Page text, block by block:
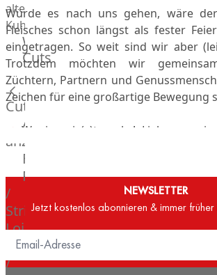
alte
Kuh
Wagyu
Beef
Morgan
Ranch
Wagyu
Japanisches
Wagyu
Beef
Japanisches
Kobe
Wagyu
Australian
F1
Wagyu
Cuts
Cuts
Alle
anzeigen
Filet
Rumpsteak
/
Strip
Loin
Entrecote
/
Würde es nach uns gehen, wäre
Fleisches schon längst als fester
eingetragen. So weit sind wir aber
Trotzdem möchten wir
Züchtern, Partnern und
Zeichen für eine großartige Bewegung
Weniger is(s)t mehr! Lieber
GUTES FLEISCH
Nur artgerecht ist gerecht!
des Tieres.
✔
Fragen Sie nach! Werden Sie sich
Fleisch herkommt.
NEWSLETTER
Jetzt kostenlos abonnieren & immer